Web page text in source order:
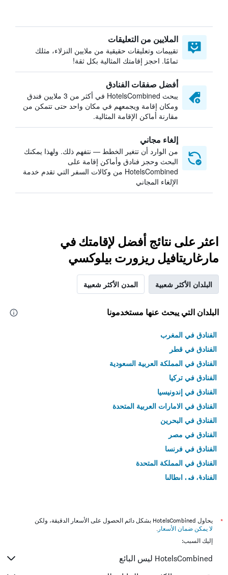
الملايين من التعليقات
تقييمات وتعليقات حقيقية من ملايين النزلاء، مثلك
تمامًا. احجز إقامتك المثالية بكل ثقة!
أفضل صفقات الفنادق
يبحث HotelsCombined في أكثر من 3 ملايين فندق
ومكان إقامة ويجمعهم في مكان واحد حتى تتمكن من
مقارنة أماكن الإقامة المثالية.
إلغاء مجاني
من الوارد أن تتغير الخطط — نتفهم ذلك. ولهذا يمكنك
البحث وحجز فنادق وأماكن إقامة على
HotelsCombined من وكالات السفر التي تقدم خدمة
الإلغاء المجاني
اعثر على نتائج أفضل لإقامتك في
مارغاريتافيل ريزورت بيلوكسي
البلدان الأكثر شعبية المدن الأكثر شعبية
البلدان التي يبحث عنها مستخدمونا
الفنادق في المغرب
الفنادق في قطر
الفنادق في المملكة العربية السعودية
الفنادق في تركيا
الفنادق في إندونيسيا
الفنادق في الامارات العربية المتحدة
الفنادق في البحرين
الفنادق في مصر
الفنادق في فرنسا
الفنادق في المملكة المتحدة
الفنادق في إيطاليا
*
يحاول HotelsCombined بشكل دائم الحصول على الأسعار الدقيقة، ولكن
لا يمكن ضمان الأسعار .
إليك السبب:
HotelsCombined ليس البائع